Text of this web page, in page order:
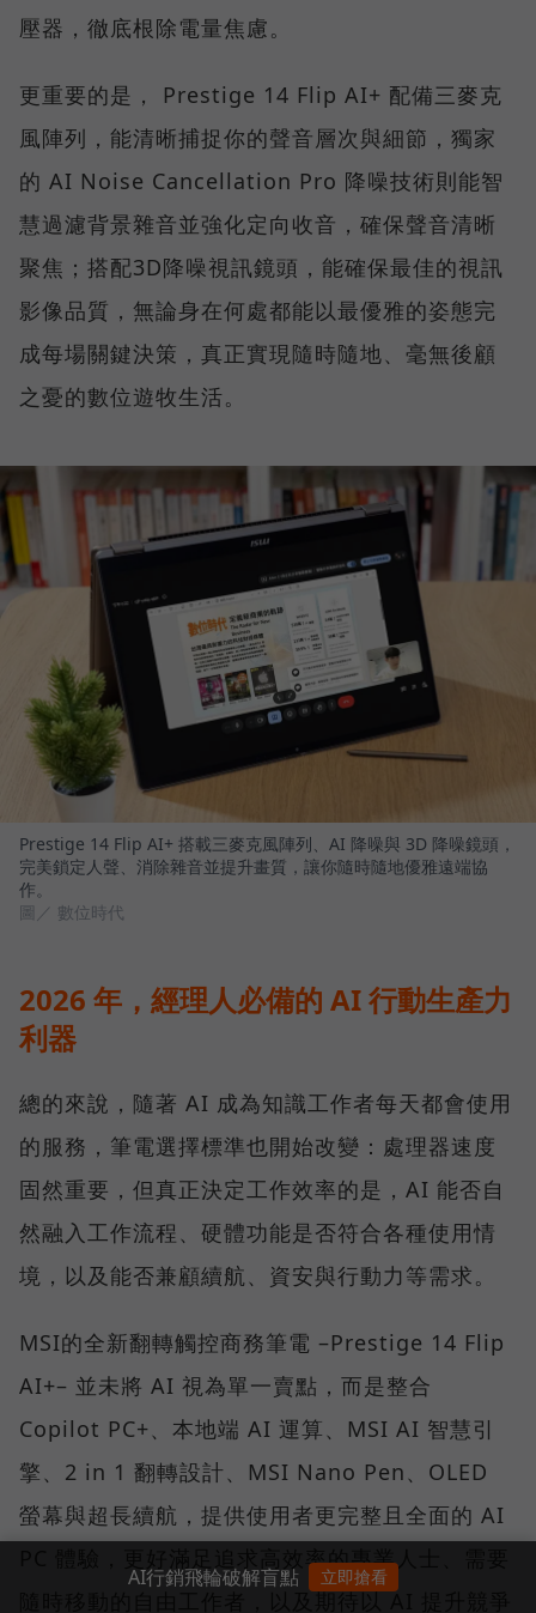
壓器，徹底根除電量焦慮。
更重要的是， Prestige 14 Flip AI+ 配備三麥克
風陣列，能清晰捕捉你的聲音層次與細節，獨家
的 AI Noise Cancellation Pro 降噪技術則能智
慧過濾背景雜音並強化定向收音，確保聲音清晰
聚焦；搭配3D降噪視訊鏡頭，能確保最佳的視訊
影像品質，無論身在何處都能以最優雅的姿態完
成每場關鍵決策，真正實現隨時隨地、毫無後顧
之憂的數位遊牧生活。
Prestige 14 Flip AI+ 搭載三麥克風陣列、AI 降噪與 3D 降噪鏡頭，
完美鎖定人聲、消除雜音並提升畫質，讓你隨時隨地優雅遠端協
作。
圖／ 數位時代
2026 年，經理人必備的 AI 行動生產力
利器
總的來說，隨著 AI 成為知識工作者每天都會使用
的服務，筆電選擇標準也開始改變：處理器速度
固然重要，但真正決定工作效率的是，AI 能否自
然融入工作流程、硬體功能是否符合各種使用情
境，以及能否兼顧續航、資安與行動力等需求。
MSI的全新翻轉觸控商務筆電 –Prestige 14 Flip
AI+– 並未將 AI 視為單一賣點，而是整合
Copilot PC+、本地端 AI 運算、MSI AI 智慧引
擎、2 in 1 翻轉設計、MSI Nano Pen、OLED
螢幕與超長續航，提供使用者更完整且全面的 AI
PC 體驗，更好滿足追求高效率的專業人士、需要
隨時移動的自由工作者，以及期待以 AI 提升競爭
AI行銷飛輪破解盲點 立即搶看